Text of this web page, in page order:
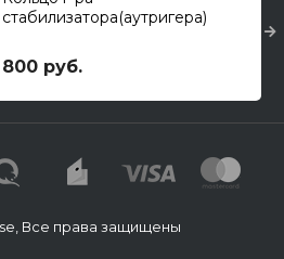
стабилизатора(аутригера)
800 руб.
Все права защищены